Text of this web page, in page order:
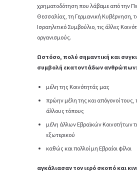
χρηματοδότηση που λάβαμε από την
Θεσσαλίας, τη Γερμανική Κυβέρνηση,
Ισραηλιτικό Συμβούλιο, τις άλλες
οργανισμούς.
Ωστόσο, πολύ σημαντική και
συμβολή εκατοντάδων ανθρώπων:
μέλη της Κοινότητάς μας
πρώην μέλη της και απόγονοί
άλλους τόπους
μέλη άλλων Εβραϊκών Κοινοτήτων
εξωτερικού
καθώς και πολλοί μη Εβραίοι φίλοι
αγκάλιασαν τον ιερό σκοπό και